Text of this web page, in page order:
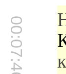
00:07:46